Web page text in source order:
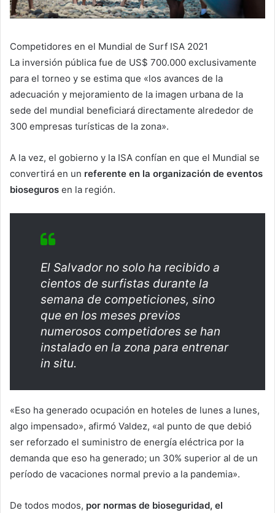
Competidores en el Mundial de Surf ISA 2021
La inversión pública fue de US$ 700.000 exclusivamente
para el torneo y se estima que «los avances de la
adecuación y mejoramiento de la imagen urbana de la
sede del mundial beneficiará directamente alrededor de
300 empresas turísticas de la zona».
A la vez, el gobierno y la ISA confían en que el Mundial se
convertirá en un referente en la organización de eventos
bioseguros en la región.
El Salvador no solo ha recibido a
cientos de surfistas durante la
semana de competiciones, sino
que en los meses previos
numerosos competidores se han
instalado en la zona para entrenar
in situ.
«Eso ha generado ocupación en hoteles de lunes a lunes,
algo impensado», afirmó Valdez, «al punto de que debió
ser reforzado el suministro de energía eléctrica por la
demanda que eso ha generado; un 30% superior al de un
período de vacaciones normal previo a la pandemia».
De todos modos, por normas de bioseguridad, el